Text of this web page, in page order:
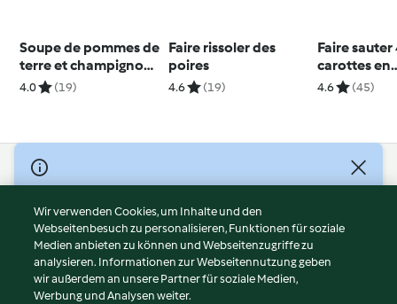
Soupe de pommes de
terre et champignons
séchés
4.0 (19)
Faire rissoler des
poires
4.6 (19)
Faire sauter
carottes en
bâtonnets
4.6 (45)
© Copyright 2026
Nutzungsbedingungen
Datenschutzrichtlinien
Disclaimer
Impressum
Wir verwenden Cookies, um Inhalte und den
Webseitenbesuch zu personalisieren, Funktionen für soziale
Medien anbieten zu können und Webseitenzugriffe zu
analysieren. Informationen zur Webseitennutzung geben
wir außerdem an unsere Partner für soziale Medien,
Werbung und Analysen weiter.